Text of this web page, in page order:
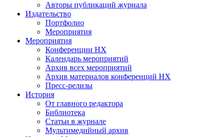
Авторы публикаций журнала
Издательство
Портфолио
Мероприятия
Мероприятия
Конференции НХ
Календарь мероприятий
Архив всех мероприятий
Архив материалов конференций НХ
Пресс-релизы
История
От главного редактора
Библиотека
Статьи в журнале
Мультимедийный архив